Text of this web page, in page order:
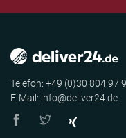
Telefon: +49 (0)30 804 97
E-Mail: info@deliver24.de